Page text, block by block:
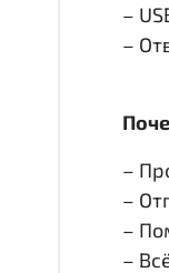
–
–
–
–
–
–